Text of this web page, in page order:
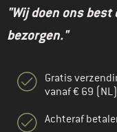
"Wij doen ons
bezorgen."
Gratis
vanaf € 69 (NL)
Achteraf